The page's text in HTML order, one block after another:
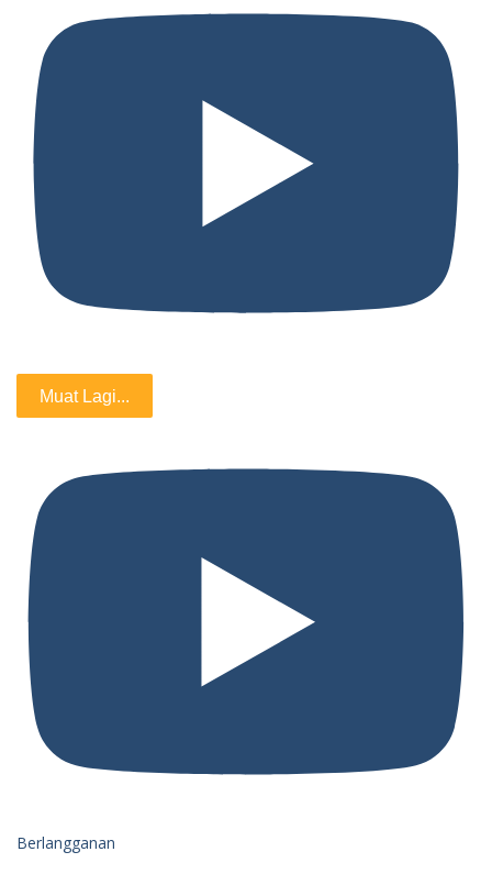
Muat Lagi...
Berlangganan